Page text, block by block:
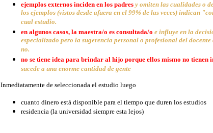
ejemplos externos inciden en los padres y omiten las cualidades o
los ejemplos (vistos desde afuera en el 99% de las veces) indican
cual estudio.
en algunos casos, la maestra/o es consultada/o e influye en la
especializado pero la sugerencia personal o profesional del docente
no.
no se tiene idea para brindar al hijo porque ellos mismo no tienen
sucede a una enorme cantidad de gente
Inmediatamente de seleccionada el estudio luego
cuanto dinero está disponible para el tiempo que duren los estudios
residencia (la universidad siempre esta lejos)